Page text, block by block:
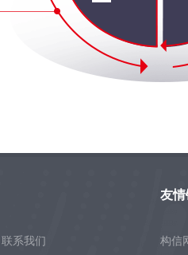
联系我们
友
构信